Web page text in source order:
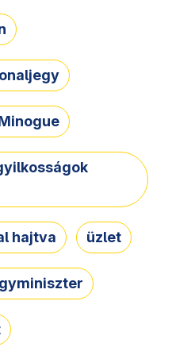
hajtva üzlet